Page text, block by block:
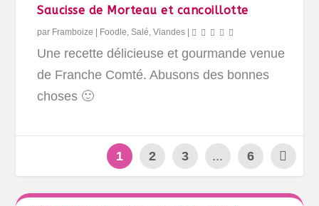
Saucisse de Morteau et cancoillotte
par Framboize Foodle,Salé,Viandes
Une recette délicieuse et gourmande venue
de Franche Comté. Abusons des bonnes
choses 🙂
1 2 3 ... 6